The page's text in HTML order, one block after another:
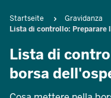
Breadcrumb
Startseite Gravidanza
Lista di controllo: Preparare
Lista di
borsa